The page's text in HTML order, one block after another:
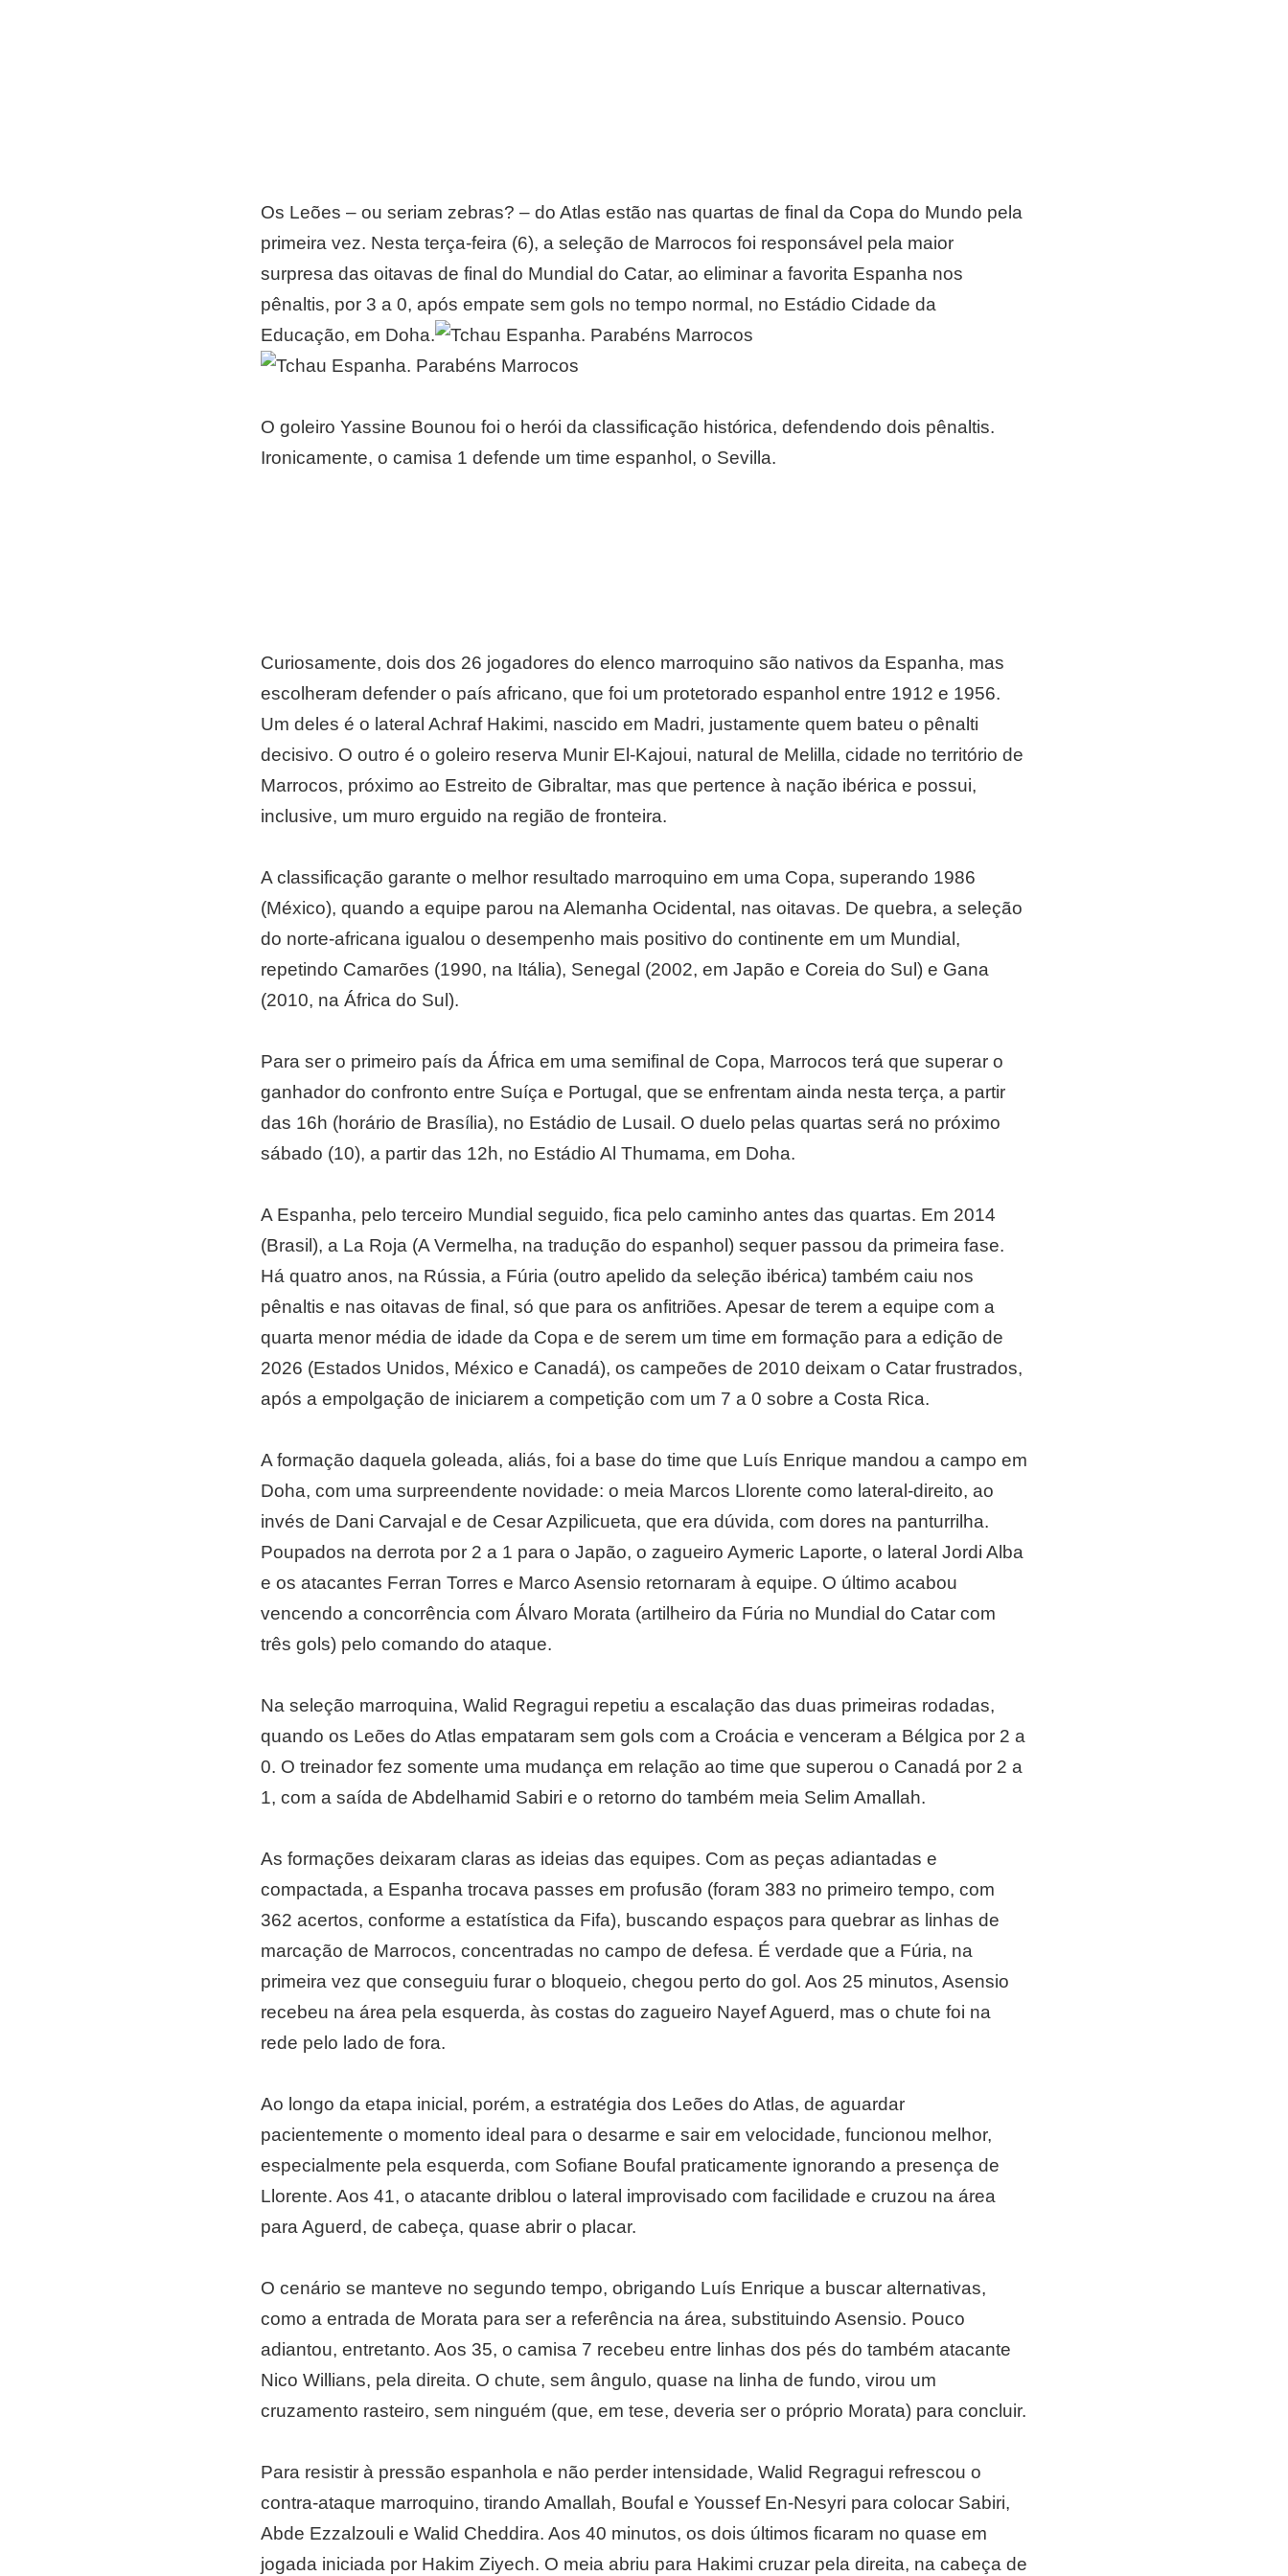
Os Leões – ou seriam zebras? – do Atlas estão nas quartas de final da Copa do Mundo pela
primeira vez. Nesta terça-feira (6), a seleção de Marrocos foi responsável pela maior
surpresa das oitavas de final do Mundial do Catar, ao eliminar a favorita Espanha nos
pênaltis, por 3 a 0, após empate sem gols no tempo normal, no Estádio Cidade da
Educação, em Doha.
O goleiro Yassine Bounou foi o herói da classificação histórica, defendendo dois pênaltis.
Ironicamente, o camisa 1 defende um time espanhol, o Sevilla.
Curiosamente, dois dos 26 jogadores do elenco marroquino são nativos da Espanha, mas
escolheram defender o país africano, que foi um protetorado espanhol entre 1912 e 1956.
Um deles é o lateral Achraf Hakimi, nascido em Madri, justamente quem bateu o pênalti
decisivo. O outro é o goleiro reserva Munir El-Kajoui, natural de Melilla, cidade no território de
Marrocos, próximo ao Estreito de Gibraltar, mas que pertence à nação ibérica e possui,
inclusive, um muro erguido na região de fronteira.
A classificação garante o melhor resultado marroquino em uma Copa, superando 1986
(México), quando a equipe parou na Alemanha Ocidental, nas oitavas. De quebra, a seleção
do norte-africana igualou o desempenho mais positivo do continente em um Mundial,
repetindo Camarões (1990, na Itália), Senegal (2002, em Japão e Coreia do Sul) e Gana
(2010, na África do Sul).
Para ser o primeiro país da África em uma semifinal de Copa, Marrocos terá que superar o
ganhador do confronto entre Suíça e Portugal, que se enfrentam ainda nesta terça, a partir
das 16h (horário de Brasília), no Estádio de Lusail. O duelo pelas quartas será no próximo
sábado (10), a partir das 12h, no Estádio Al Thumama, em Doha.
A Espanha, pelo terceiro Mundial seguido, fica pelo caminho antes das quartas. Em 2014
(Brasil), a La Roja (A Vermelha, na tradução do espanhol) sequer passou da primeira fase.
Há quatro anos, na Rússia, a Fúria (outro apelido da seleção ibérica) também caiu nos
pênaltis e nas oitavas de final, só que para os anfitriões. Apesar de terem a equipe com a
quarta menor média de idade da Copa e de serem um time em formação para a edição de
2026 (Estados Unidos, México e Canadá), os campeões de 2010 deixam o Catar frustrados,
após a empolgação de iniciarem a competição com um 7 a 0 sobre a Costa Rica.
A formação daquela goleada, aliás, foi a base do time que Luís Enrique mandou a campo em
Doha, com uma surpreendente novidade: o meia Marcos Llorente como lateral-direito, ao
invés de Dani Carvajal e de Cesar Azpilicueta, que era dúvida, com dores na panturrilha.
Poupados na derrota por 2 a 1 para o Japão, o zagueiro Aymeric Laporte, o lateral Jordi Alba
e os atacantes Ferran Torres e Marco Asensio retornaram à equipe. O último acabou
vencendo a concorrência com Álvaro Morata (artilheiro da Fúria no Mundial do Catar com
três gols) pelo comando do ataque.
Na seleção marroquina, Walid Regragui repetiu a escalação das duas primeiras rodadas,
quando os Leões do Atlas empataram sem gols com a Croácia e venceram a Bélgica por 2 a
0. O treinador fez somente uma mudança em relação ao time que superou o Canadá por 2 a
1, com a saída de Abdelhamid Sabiri e o retorno do também meia Selim Amallah.
As formações deixaram claras as ideias das equipes. Com as peças adiantadas e
compactada, a Espanha trocava passes em profusão (foram 383 no primeiro tempo, com
362 acertos, conforme a estatística da Fifa), buscando espaços para quebrar as linhas de
marcação de Marrocos, concentradas no campo de defesa. É verdade que a Fúria, na
primeira vez que conseguiu furar o bloqueio, chegou perto do gol. Aos 25 minutos, Asensio
recebeu na área pela esquerda, às costas do zagueiro Nayef Aguerd, mas o chute foi na
rede pelo lado de fora.
Ao longo da etapa inicial, porém, a estratégia dos Leões do Atlas, de aguardar
pacientemente o momento ideal para o desarme e sair em velocidade, funcionou melhor,
especialmente pela esquerda, com Sofiane Boufal praticamente ignorando a presença de
Llorente. Aos 41, o atacante driblou o lateral improvisado com facilidade e cruzou na área
para Aguerd, de cabeça, quase abrir o placar.
O cenário se manteve no segundo tempo, obrigando Luís Enrique a buscar alternativas,
como a entrada de Morata para ser a referência na área, substituindo Asensio. Pouco
adiantou, entretanto. Aos 35, o camisa 7 recebeu entre linhas dos pés do também atacante
Nico Willians, pela direita. O chute, sem ângulo, quase na linha de fundo, virou um
cruzamento rasteiro, sem ninguém (que, em tese, deveria ser o próprio Morata) para concluir.
Para resistir à pressão espanhola e não perder intensidade, Walid Regragui refrescou o
contra-ataque marroquino, tirando Amallah, Boufal e Youssef En-Nesyri para colocar Sabiri,
Abde Ezzalzouli e Walid Cheddira. Aos 40 minutos, os dois últimos ficaram no quase em
jogada iniciada por Hakim Ziyech. O meia abriu para Hakimi cruzar pela direita, na cabeça de